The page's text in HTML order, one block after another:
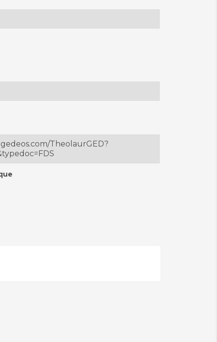
TheolaurGED?